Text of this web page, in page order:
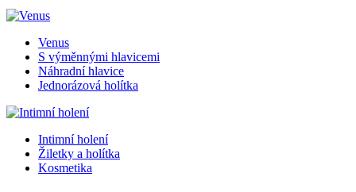
Venus
S výměnnými hlavicemi
Náhradní hlavice
Jednorázová holítka
Intimní holení
Žiletky a holítka
Kosmetika